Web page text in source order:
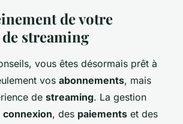
de votre
streaming
vous êtes désormais prêt à
vos abonnements, mais
de streaming. La gestion
connexion, des paiements et des